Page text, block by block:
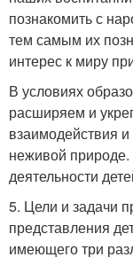
познакомить с
тем самым их
интерес к миру
В условиях
расширяем и
взаимодействия
неживой
деятельности
5. Цели и задачи
представления
имеющего три